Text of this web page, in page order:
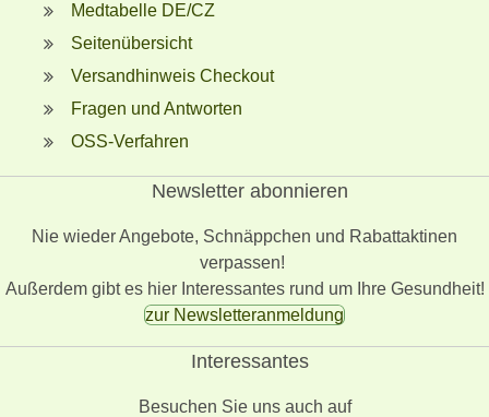
Medtabelle DE/CZ
Seitenübersicht
Versandhinweis Checkout
Fragen und Antworten
OSS-Verfahren
Newsletter abonnieren
Nie wieder Angebote, Schnäppchen und Rabattaktinen
verpassen!
Außerdem gibt es hier Interessantes rund um Ihre Gesundheit!
zur Newsletteranmeldung
Interessantes
Besuchen Sie uns auch auf